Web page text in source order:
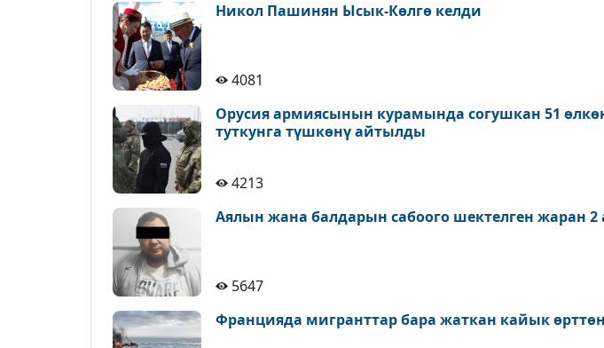
Никол Пашинян Ысык-Көлгө келди
4081
Орусия армиясынын курамында согушкан 51
туткунга түшкөнү айтылды
4213
Аялын жана балдарын сабоого шектелген жаран
5647
Францияда мигранттар бара жаткан кайык